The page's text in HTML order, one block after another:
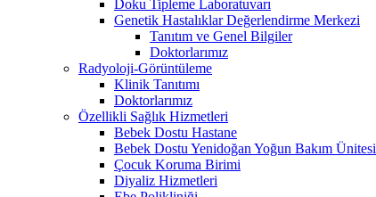
Doku Tipleme Laboratuvarı
Genetik Hastalıklar Değerlendirme Merkezi
Tanıtım ve Genel Bilgiler
Doktorlarımız
Radyoloji-Görüntüleme
Klinik Tanıtımı
Doktorlarımız
Özellikli Sağlık Hizmetleri
Bebek Dostu Hastane
Bebek Dostu Yenidoğan Yoğun Bakım Ünitesi
Çocuk Koruma Birimi
Diyaliz Hizmetleri